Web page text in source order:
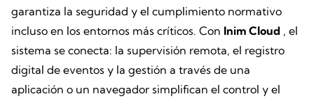
garantiza la seguridad y el cumplimiento normativo
incluso en los entornos más críticos. Con Inim Cloud , el
sistema se conecta: la supervisión remota, el registro
digital de eventos y la gestión a través de una
aplicación o un navegador simplifican el control y el